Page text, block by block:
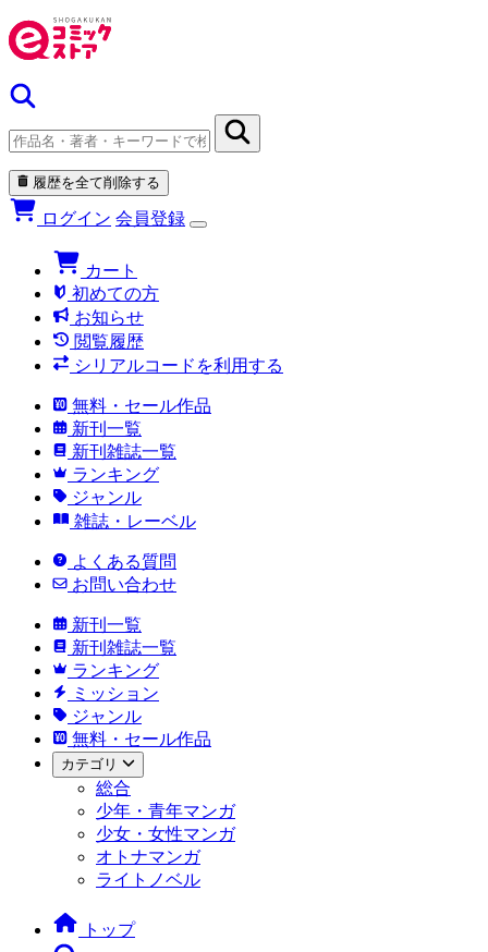
履歴を全て削除する
ログイン 会員登録
カート
初めての方
お知らせ
閲覧履歴
シリアルコードを利用する
無料・セール作品
新刊一覧
新刊雑誌一覧
ランキング
ジャンル
雑誌・レーベル
よくある質問
お問い合わせ
新刊一覧
新刊雑誌一覧
ランキング
ミッション
ジャンル
無料・セール作品
カテゴリ
総合
少年・青年マンガ
少女・女性マンガ
オトナマンガ
ライトノベル
トップ